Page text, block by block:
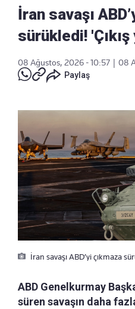
İran savaşı
sürükledi!
08 Ağustos, 2026 - 10:57
08
Paylaş
İran savaşı ABD’yi çıkmaza
ABD Genelkurmay
süren savaşın daha